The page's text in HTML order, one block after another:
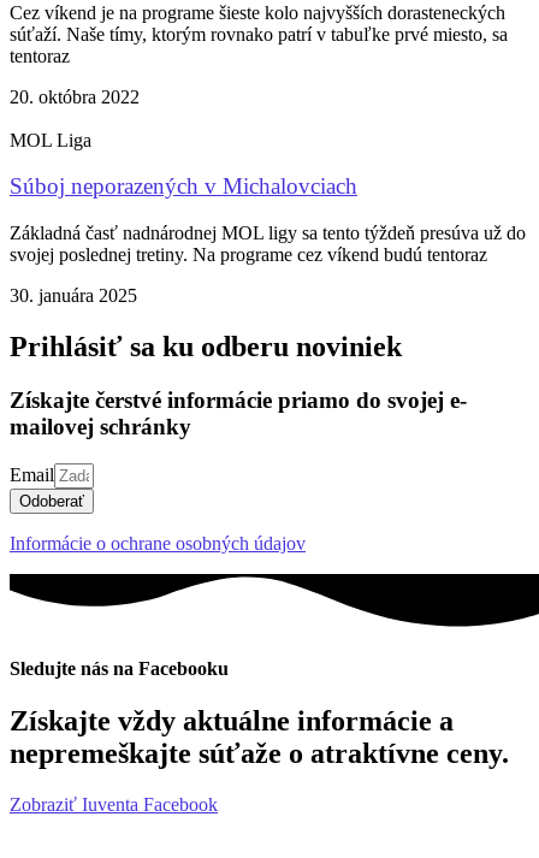
Cez víkend je na programe šieste kolo najvyšších dorasteneckých
súťaží. Naše tímy, ktorým rovnako patrí v tabuľke prvé miesto, sa
tentoraz
20. októbra 2022
MOL Liga
Súboj neporazených v Michalovciach
Základná časť nadnárodnej MOL ligy sa tento týždeň presúva už do
svojej poslednej tretiny. Na programe cez víkend budú tentoraz
30. januára 2025
Prihlásiť sa ku odberu noviniek
Získajte čerstvé informácie priamo do svojej e-
mailovej schránky
Email
Odoberať
Informácie o ochrane osobných údajov
Sledujte nás na Facebooku
Získajte vždy aktuálne informácie a
nepremeškajte súťaže o atraktívne ceny.
Zobraziť Iuventa Facebook